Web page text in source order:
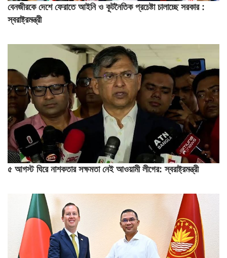
বেনজীরকে দেশে ফেরাতে আইনি ও কূটনৈতিক প্রচেষ্টা চালাচ্ছে সরকার :
স্বরাষ্ট্রমন্ত্রী
৫ আগস্ট ঘিরে নাশকতার সক্ষমতা নেই আওয়ামী লীগের: স্বরাষ্ট্রমন্ত্রী